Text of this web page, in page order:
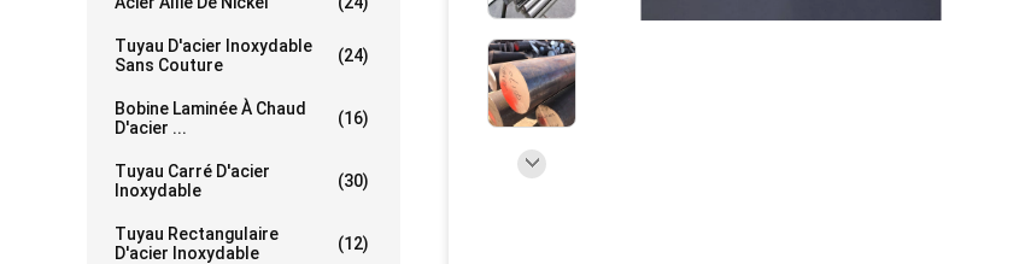
Tuyau D'acier Inoxydable
Sans Couture
(24)
Bobine Laminée À Chaud
D'acier ...
(16)
Tuyau Carré D'acier
Inoxydable
(30)
Tuyau Rectangulaire
D'acier Inoxydable
(12)